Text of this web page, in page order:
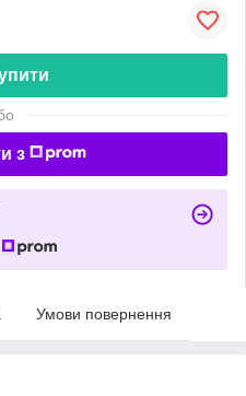
з
Умови повернення